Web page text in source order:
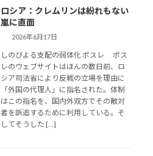
ロシア：クレムリンは紛れもない
嵐に直面
2026年6月17日
しのびよる支配の弱体化 ポスレ ポス
レのウェブサイトはほんの数日前、ロ
シア司法省により反戦の立場を理由に
「外国の代理人」に指名された。体制
はこの指名を、国内外双方でその敵対
者を訴追するために利用している。そ
してそうした […]